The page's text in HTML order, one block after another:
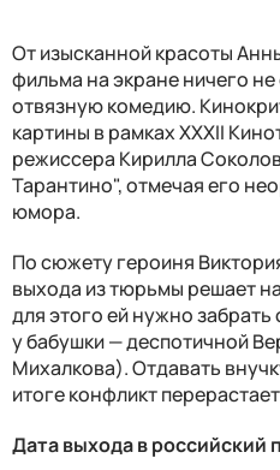
От изысканной красоты
фильма на экране ничего
отвязную комедию.
картины в рамках XXXII
режиссера Кирилла
Тарантино", отмечая его
юмора.
По сюжету героиня
выхода из тюрьмы решает
для этого ей нужно
у бабушки — деспотичной
Михалкова). Отдавать
итоге конфликт
Дата выхода в российский